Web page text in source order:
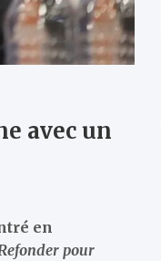
avec un
en
pour